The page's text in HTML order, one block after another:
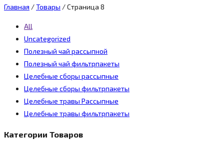
Главная /Товары /Страница 8
All
Uncategorized
Полезный чай рассыпной
Полезный чай фильтрпакеты
Целебные сборы рассыпные
Целебные сборы фильтрпакеты
Целебные травы Рассыпные
Целебные травы фильтрпакеты
Категории Товаров